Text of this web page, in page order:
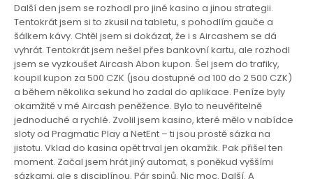
Další den jsem se rozhodl pro jiné kasino a jinou strategii.
Tentokrát jsem si to zkusil na tabletu, s pohodlím gauče a
šálkem kávy. Chtěl jsem si dokázat, že i s Aircashem se dá
vyhrát. Tentokrát jsem nešel přes bankovní kartu, ale rozhodl
jsem se vyzkoušet Aircash Abon kupon. Šel jsem do trafiky,
koupil kupon za 500 CZK (jsou dostupné od 100 do 2 500 CZK)
a během několika sekund ho zadal do aplikace. Peníze byly
okamžitě v mé Aircash peněžence. Bylo to neuvěřitelně
jednoduché a rychlé. Zvolil jsem kasino, které mělo v nabídce
sloty od Pragmatic Play a NetEnt – ti jsou prostě sázka na
jistotu. Vklad do kasina opět trval jen okamžik. Pak přišel ten
moment. Začal jsem hrát jiný automat, s poněkud vyššími
sázkami, ale s disciplínou. Pár spinů. Nic moc. Další. A